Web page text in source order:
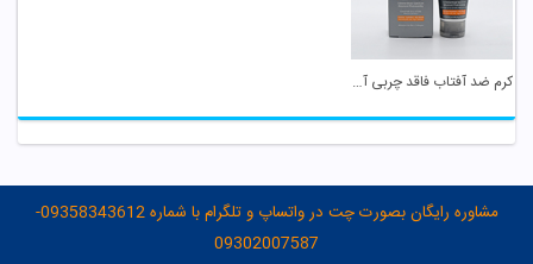
کرم ضد آفتاب فاقد چربی آقایان SPF50 آردن
مشاوره رایگان بصورت چت در واتساپ و تلگرام با شماره 09358343612-
09302007587